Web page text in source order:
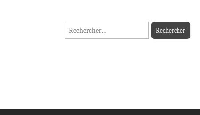
Rechercher :